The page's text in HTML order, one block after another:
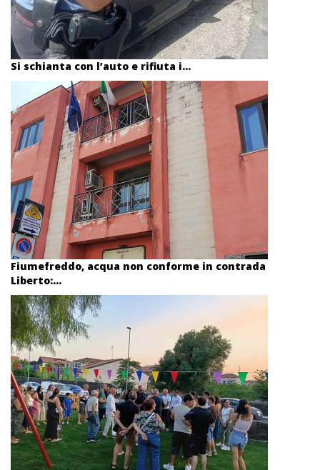
Si schianta con l’auto e rifiuta i...
Fiumefreddo, acqua non conforme in contrada
Liberto:...